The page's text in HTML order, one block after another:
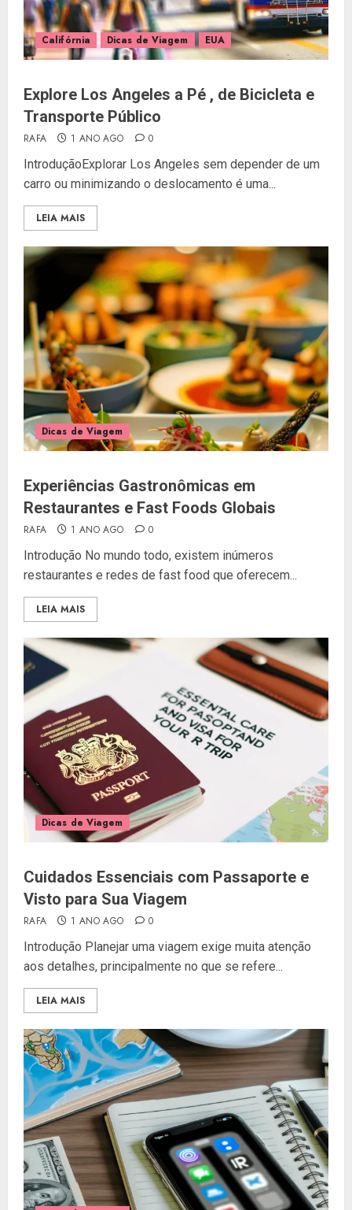
Califórnia Dicas de Viagem EUA
Explore Los Angeles a Pé , de Bicicleta e
Transporte Público
RAFA 1 ANO AGO 0
IntroduçãoExplorar Los Angeles sem depender de um
carro ou minimizando o deslocamento é uma...
LEIA MAIS
Dicas de Viagem
Experiências Gastronômicas em
Restaurantes e Fast Foods Globais
RAFA 1 ANO AGO 0
Introdução No mundo todo, existem inúmeros
restaurantes e redes de fast food que oferecem...
LEIA MAIS
Dicas de Viagem
Cuidados Essenciais com Passaporte e
Visto para Sua Viagem
RAFA 1 ANO AGO 0
Introdução Planejar uma viagem exige muita atenção
aos detalhes, principalmente no que se refere...
LEIA MAIS